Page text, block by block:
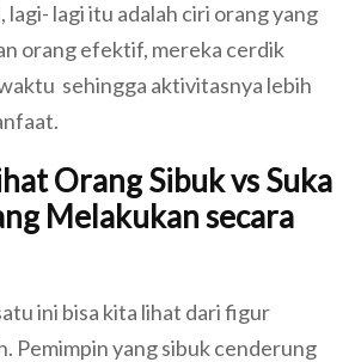
lagi- lagi itu adalah ciri orang yang
orang efektif, mereka cerdik
sehingga aktivitasnya lebih
Orang Sibuk vs Suka
Melakukan secara
ini bisa kita lihat dari figur
Pemimpin yang sibuk cenderung